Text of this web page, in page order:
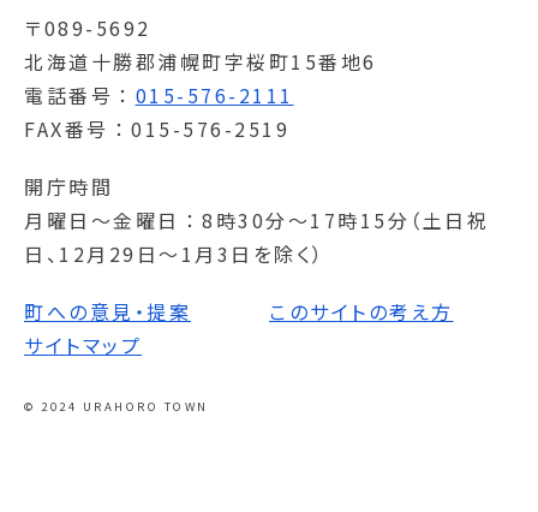
〒089-5692
北海道十勝郡浦幌町字桜町15番地6
電話番号
015-576-2111
FAX番号
015-576-2519
開庁時間
月曜日～金曜日
8時30分～17時15分（土日祝
日、12月29日～1月3日を除く）
町への意見・提案
このサイトの考え方
サイトマップ
© 2024 URAHORO TOWN